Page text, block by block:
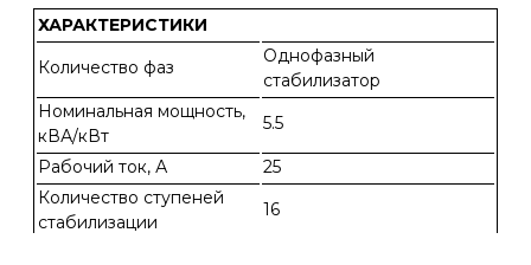
ХАРАКТЕРИСТИКИ
Количество фаз
Однофазный
стабилизатор
Номинальная мощность,
кВА/кВт
5.5
Рабочий ток, А
25
Количество ступеней
стабилизации
16